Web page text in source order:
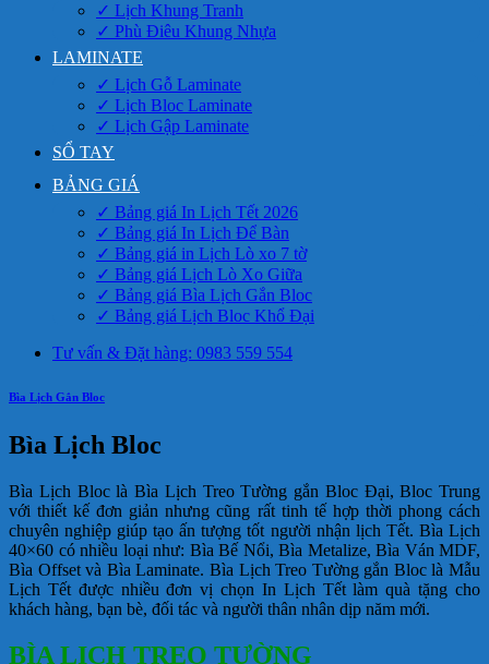
✓ Lịch Khung Tranh
✓ Phù Điêu Khung Nhựa
LAMINATE
✓ Lịch Gỗ Laminate
✓ Lịch Bloc Laminate
✓ Lịch Gập Laminate
SỔ TAY
BẢNG GIÁ
✓ Bảng giá In Lịch Tết 2026
✓ Bảng giá In Lịch Để Bàn
✓ Bảng giá in Lịch Lò xo 7 tờ
✓ Bảng giá Lịch Lò Xo Giữa
✓ Bảng giá Bìa Lịch Gắn Bloc
✓ Bảng giá Lịch Bloc Khổ Đại
Tư vấn & Đặt hàng: 0983 559 554
Bìa Lịch Gắn Bloc
Bìa Lịch Bloc
Bìa Lịch Bloc là Bìa Lịch Treo Tường gắn Bloc Đại, Bloc Trung
với thiết kế đơn giản nhưng cũng rất tinh tế hợp thời phong cách
chuyên nghiệp giúp tạo ấn tượng tốt người nhận lịch Tết. Bìa Lịch
40×60 có nhiều loại như: Bìa Bế Nổi, Bìa Metalize, Bìa Ván MDF,
Bìa Offset và Bìa Laminate. Bìa Lịch Treo Tường gắn Bloc là Mẫu
Lịch Tết được nhiều đơn vị chọn In Lịch Tết làm quà tặng cho
khách hàng, bạn bè, đối tác và người thân nhân dịp năm mới.
BÌA LỊCH TREO TƯỜNG